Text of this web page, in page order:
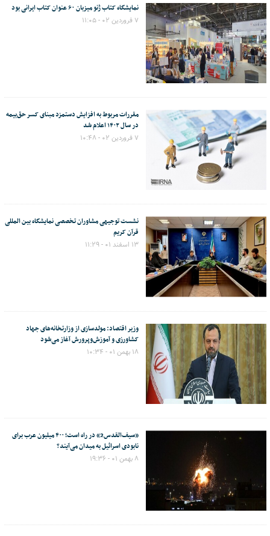
نمایشگاه کتاب ژنو میزبان ۶٠ عنوان کتاب ایرانی بود
۷ فروردین ۰۲ - ۱۱:۰۵
مقررات مربوط به افزایش دستمزد مبنای کسر حق‌بیمه
در سال ۱۴۰۲ اعلام شد
۷ فروردین ۰۲ - ۱۰:۴۸
نشست توجیهی مشاوران تخصصی نمایشگاه بین المللی
قرآن کریم
۱۳ اسفند ۰۱ - ۱۱:۲۹
وزیر اقتصاد: مولدسازی از وزارتخانه‌های جهاد
کشاورزی و آموزش‌وپرورش آغاز می‌شود
۱۸ بهمن ۰۱ - ۱۰:۳۴
«سیف‌القدس2» در راه است؛ ۴۰۰ میلیون عرب برای
نابودی اسرائیل به میدان می‌آیند؟
۸ بهمن ۰۱ - ۱۹:۳۶